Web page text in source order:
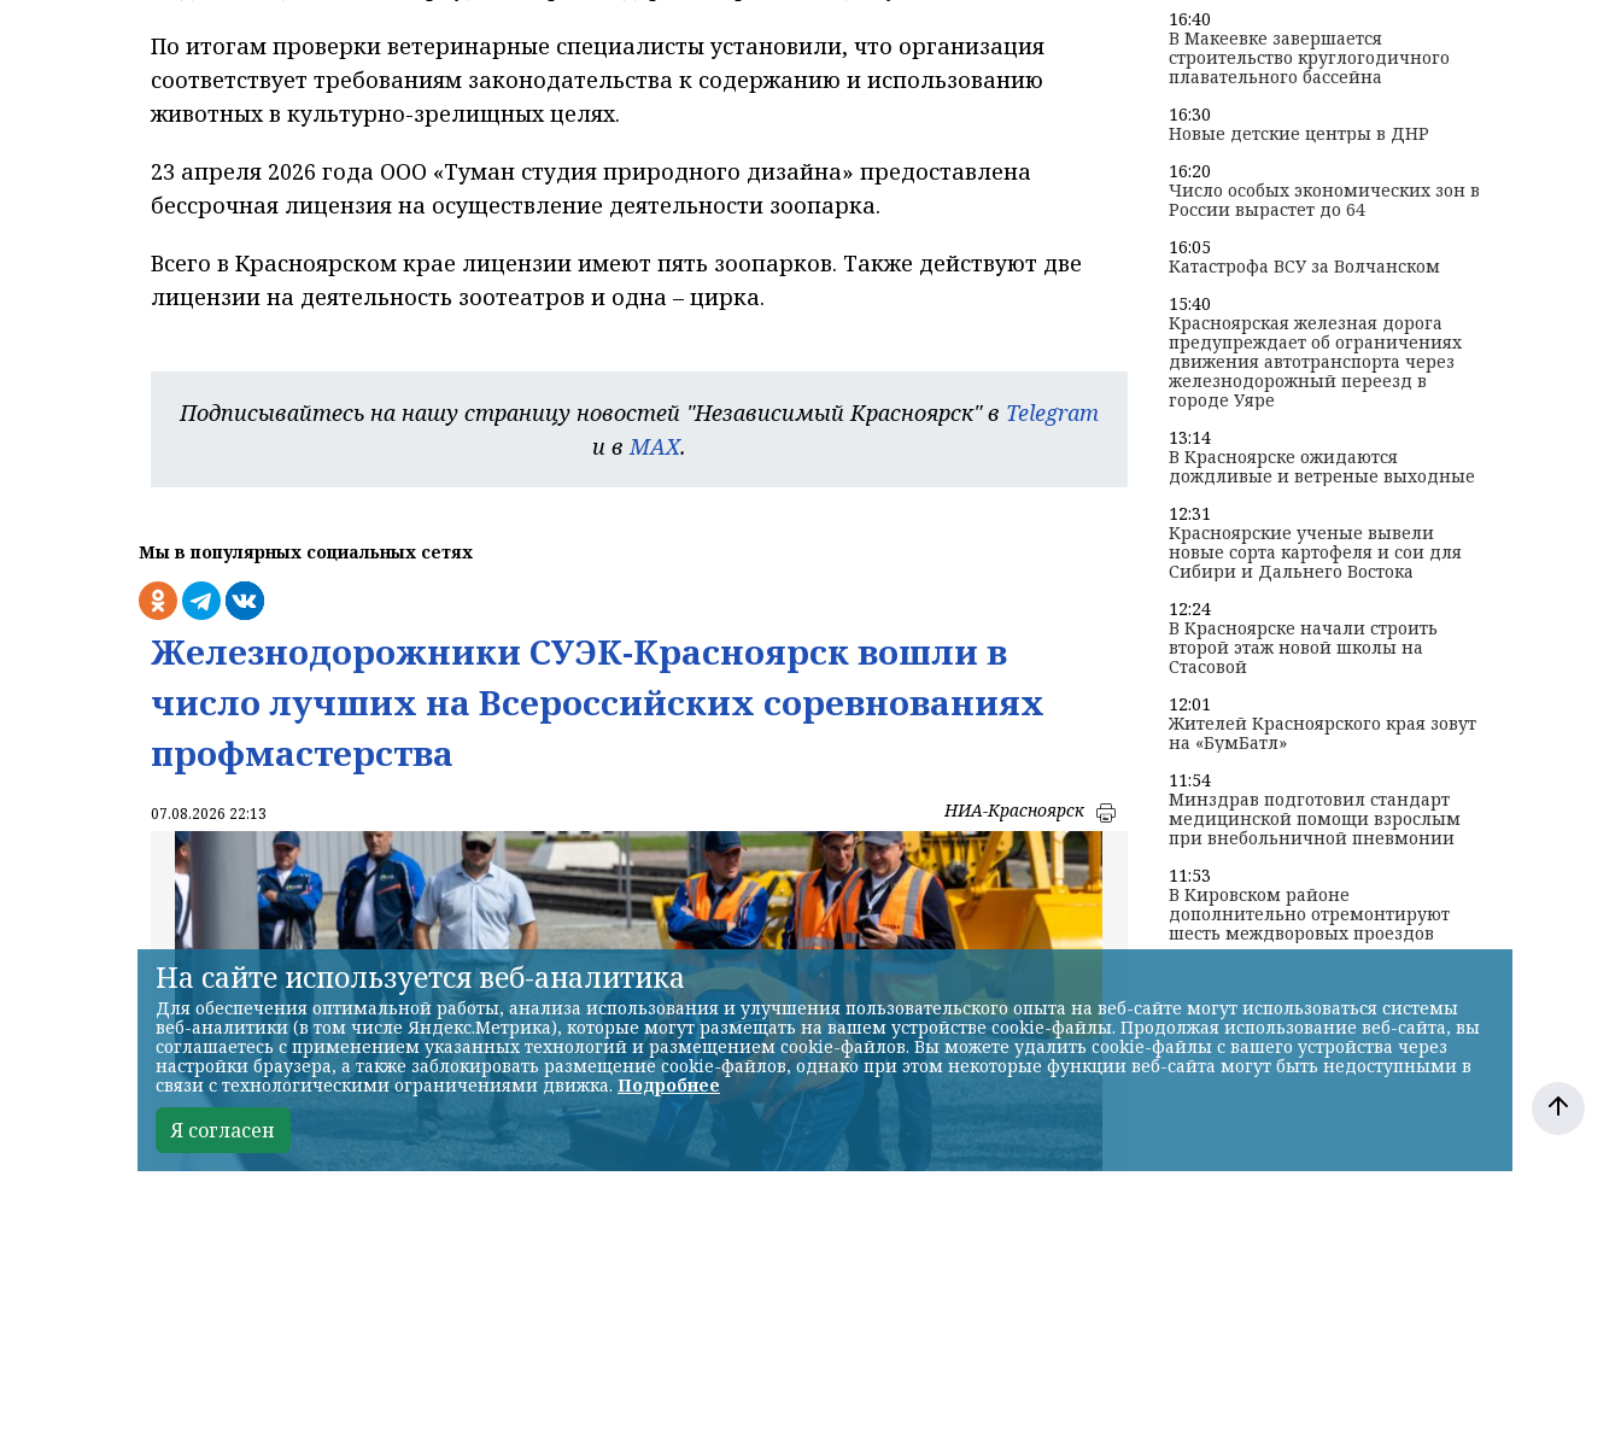
По итогам проверки ветеринарные специалисты установили, что организация
соответствует требованиям законодательства к содержанию и использованию
животных в культурно-зрелищных целях.
23 апреля 2026 года ООО «Туман студия природного дизайна» предоставлена
бессрочная лицензия на осуществление деятельности зоопарка.
Всего в Красноярском крае лицензии имеют пять зоопарков. Также действуют две
лицензии на деятельность зоотеатров и одна – цирка.
Подписывайтесь на нашу страницу новостей "Независимый Красноярск" в Telegram
и вMAX.
Мы в популярных социальных сетях
Железнодорожники СУЭК-Красноярск вошли в
число лучших на Всероссийских соревнованиях
профмастерства
07.08.2026 22:13 НИА-Красноярск
16:40
В Макеевке завершается
строительство круглогодичного
плавательного бассейна
16:30
Новые детские центры в ДНР
16:20
Число особых экономических зон в
России вырастет до 64
16:05
Катастрофа ВСУ за Волчанском
15:40
Красноярская железная дорога
предупреждает об ограничениях
движения автотранспорта через
железнодорожный переезд в
городе Уяре
13:14
В Красноярске ожидаются
дождливые и ветреные выходные
12:31
Красноярские ученые вывели
новые сорта картофеля и сои для
Сибири и Дальнего Востока
12:24
В Красноярске начали строить
второй этаж новой школы на
Стасовой
12:01
Жителей Красноярского края зовут
на «БумБатл»
11:54
Минздрав подготовил стандарт
медицинской помощи взрослым
при внебольничной пневмонии
11:53
В Кировском районе
дополнительно отремонтируют
шесть междворовых проездов
На сайте используется веб-аналитика
Для обеспечения оптимальной работы, анализа использования и улучшения пользовательского опыта на веб-сайте могут использоваться системы
веб-аналитики (в том числе Яндекс.Метрика), которые могут размещать на вашем устройстве cookie-файлы. Продолжая использование веб-сайта, вы
соглашаетесь с применением указанных технологий и размещением cookie-файлов. Вы можете удалить cookie-файлы с вашего устройства через
настройки браузера, а также заблокировать размещение cookie-файлов, однако при этом некоторые функции веб-сайта могут быть недоступными в
связи с технологическими ограничениями движка. Подробнее
Я согласен